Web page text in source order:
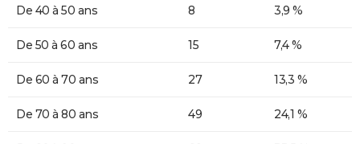
De 40 à 50 ans 8 3,9 %
De 50 à 60 ans 15 7,4 %
De 60 à 70 ans 27 13,3 %
De 70 à 80 ans 49 24,1 %